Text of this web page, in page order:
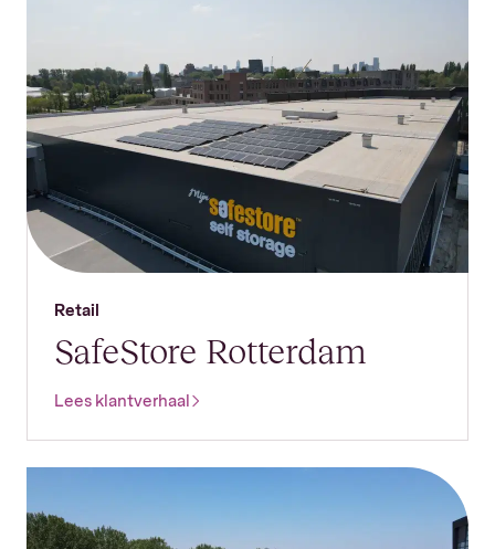
Retail
SafeStore Rotterdam
Lees klantverhaal